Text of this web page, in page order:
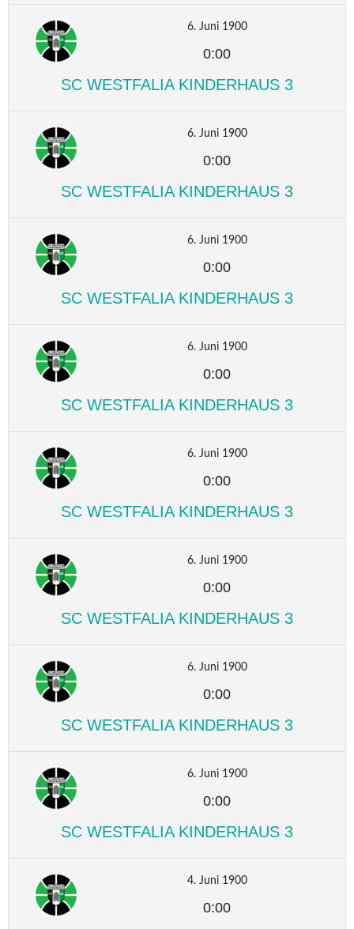
6. Juni 1900
0:00
SC WESTFALIA KINDERHAUS 3
6. Juni 1900
0:00
SC WESTFALIA KINDERHAUS 3
6. Juni 1900
0:00
SC WESTFALIA KINDERHAUS 3
6. Juni 1900
0:00
SC WESTFALIA KINDERHAUS 3
6. Juni 1900
0:00
SC WESTFALIA KINDERHAUS 3
6. Juni 1900
0:00
SC WESTFALIA KINDERHAUS 3
6. Juni 1900
0:00
SC WESTFALIA KINDERHAUS 3
6. Juni 1900
0:00
SC WESTFALIA KINDERHAUS 3
4. Juni 1900
0:00